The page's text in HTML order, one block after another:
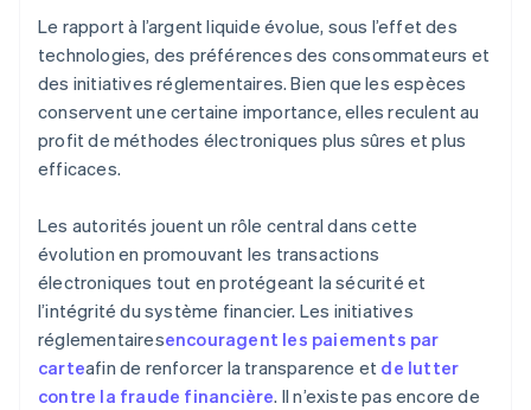
Le rapport à l’argent liquide évolue, sous l’effet des
technologies, des préférences des consommateurs et
des initiatives réglementaires. Bien que les espèces
conservent une certaine importance, elles reculent au
profit de méthodes électroniques plus sûres et plus
efficaces.
Les autorités jouent un rôle central dans cette
évolution en promouvant les transactions
électroniques tout en protégeant la sécurité et
l’intégrité du système financier. Les initiatives
réglementairesencouragent les paiements par
carteafin de renforcer la transparence et de lutter
contre la fraude financière. Il n’existe pas encore de